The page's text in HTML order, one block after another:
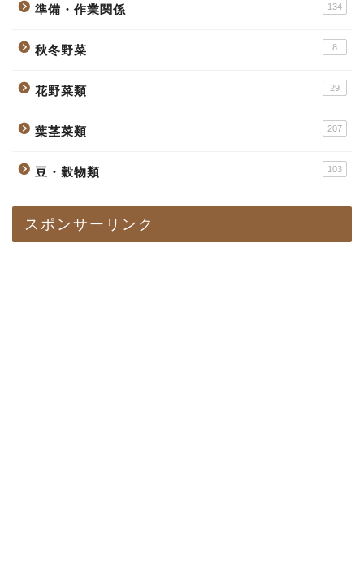
準備・作業関係 134
秋冬野菜 8
花野菜類 29
葉茎菜類 207
豆・穀物類 103
スポンサーリンク